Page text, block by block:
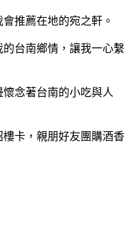
推薦在地的宛之軒。
台南鄉情，讓我一心繫
念著台南的小吃與人
卡，親朋好友團購酒香